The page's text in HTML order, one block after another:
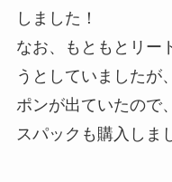
しました！
なお、もともとリー
うとしていましたが
ポンが出ていたので
スパックも購入しま